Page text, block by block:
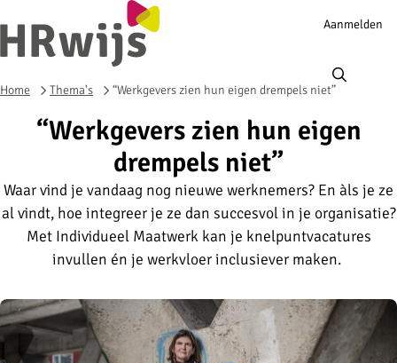
Account
Aanmelden
Home Thema's “Werkgevers zien hun eigen drempels niet”
“Werkgevers zien hun eigen
drempels niet”
Waar vind je vandaag nog nieuwe werknemers? En àls je ze
al vindt, hoe integreer je ze dan succesvol in je organisatie?
Met Individueel Maatwerk kan je knelpuntvacatures
invullen én je werkvloer inclusiever maken.